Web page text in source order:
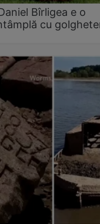
Bîrligea e o
cu